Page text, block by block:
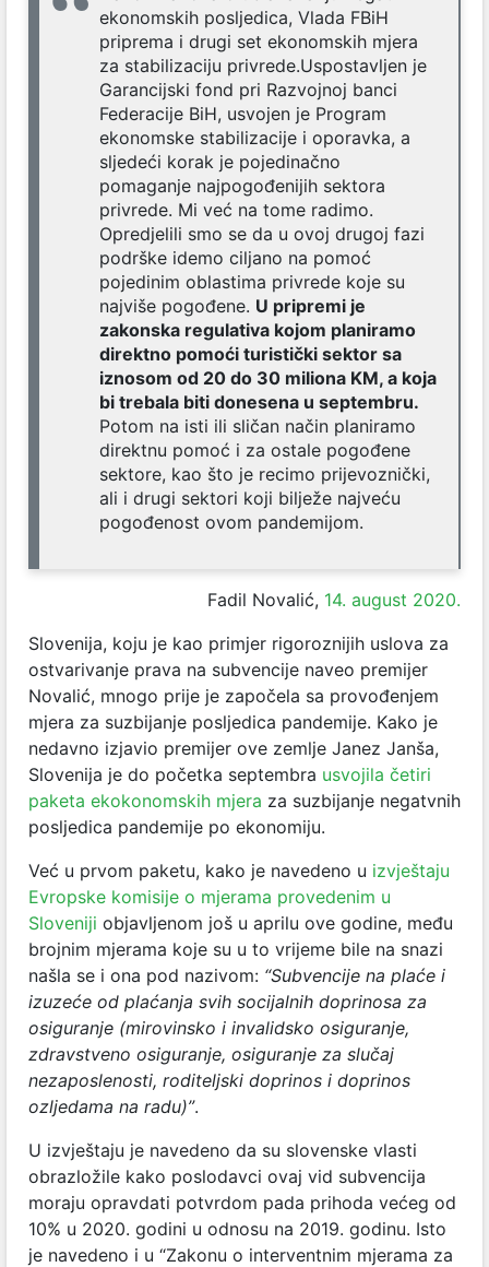
ekonomskih posljedica, Vlada FBiH
priprema i drugi set ekonomskih mjera
za stabilizaciju privrede.Uspostavljen je
Garancijski fond pri Razvojnoj banci
Federacije BiH, usvojen je Program
ekonomske stabilizacije i oporavka, a
sljedeći korak je pojedinačno
pomaganje najpogođenijih sektora
privrede. Mi već na tome radimo.
Opredjelili smo se da u ovoj drugoj fazi
podrške idemo ciljano na pomoć
pojedinim oblastima privrede koje su
najviše pogođene. U pripremi je
zakonska regulativa kojom planiramo
direktno pomoći turistički sektor sa
iznosom od 20 do 30 miliona KM, a koja
bi trebala biti donesena u septembru.
Potom na isti ili sličan način planiramo
direktnu pomoć i za ostale pogođene
sektore, kao što je recimo prijevoznički,
ali i drugi sektori koji bilježe najveću
pogođenost ovom pandemijom.
Fadil Novalić, 14. august 2020.
Slovenija, koju je kao primjer rigoroznijih uslova za
ostvarivanje prava na subvencije naveo premijer
Novalić, mnogo prije je započela sa provođenjem
mjera za suzbijanje posljedica pandemije. Kako je
nedavno izjavio premijer ove zemlje Janez Janša,
Slovenija je do početka septembra usvojila četiri
paketa ekokonomskih mjera za suzbijanje negatvnih
posljedica pandemije po ekonomiju.
Već u prvom paketu, kako je navedeno u izvještaju
Evropske komisije o mjerama provedenim u
Sloveniji objavljenom još u aprilu ove godine, među
brojnim mjerama koje su u to vrijeme bile na snazi
našla se i ona pod nazivom: “Subvencije na plaće i
izuzeće od plaćanja svih socijalnih doprinosa za
osiguranje (mirovinsko i invalidsko osiguranje,
zdravstveno osiguranje, osiguranje za slučaj
nezaposlenosti, roditeljski doprinos i doprinos
ozljedama na radu)”.
U izvještaju je navedeno da su slovenske vlasti
obrazložile kako poslodavci ovaj vid subvencija
moraju opravdati potvrdom pada prihoda većeg od
10% u 2020. godini u odnosu na 2019. godinu. Isto
je navedeno i u “Zakonu o interventnim mjerama za